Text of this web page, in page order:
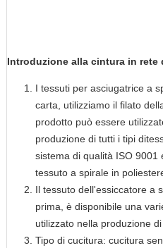
Introduzione alla cintura in rete
I tessuti per asciugatrice a
carta, utilizziamo il filato
prodotto può essere
produzione di tutti i tipi di
sistema di qualità ISO 9001
tessuto a spirale in
Il tessuto dell'essiccatore a
prima, è disponibile una
utilizzato nella produzione
Tipo di cucitura: cucitura